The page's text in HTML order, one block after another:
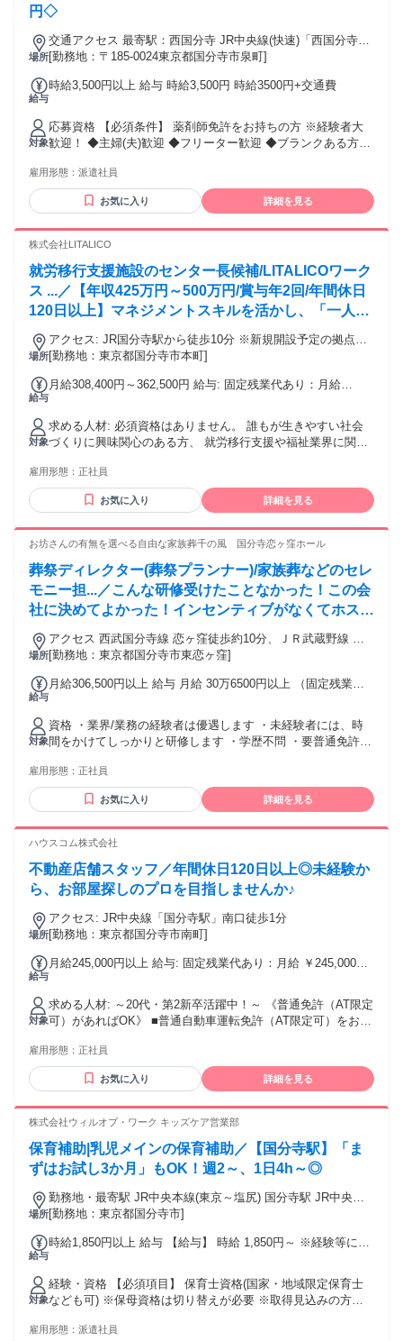
円◇
場所
交通アクセス 最寄駅：西国分寺 JR中央線(快速)「西国分寺」
から徒歩3分
[勤務地：〒185-0024東京都国分寺市泉町]
給与
時給3,500円以上 給与 時給3,500円 時給3500円+交通費
対象
応募資格 【必須条件】 薬剤師免許をお持ちの方 ※経験者大
歓迎！ ◆主婦(夫)歓迎 ◆フリーター歓迎 ◆ブランクある方も
雇用形態： 派遣社員
お気に入り 詳細を見る
株式会社LITALICO
就労移行支援施設のセンター長候補/LITALICOワーク
ス ...／【年収425万円～500万円/賞与年2回/年間休日
120日以上】マネジメントスキルを活かし、「一人ひ
とりの"働きたい"にこたえる」リーダーへ！
場所
アクセス: JR国分寺駅から徒歩10分 ※新規開設予定の拠点の
ため、詳細住所は未確定。 ※新規開設拠点を希望の場合、開
[勤務地：東京都国分寺市本町]
給与
月給308,400円～362,500円 給与: 固定残業代あり：月給
￥41,200〜￥48,400（20時間相当分）を含む。20時間を超え
る残業代は追加で支給する。 【給与】 月給30万8400円～36
万2500円 ※上記月給には、固定残業代（20時間分／4万1200
円～4万8400円）が含まれています。時間超過分は追加で支給
賞与額は5段階評価中評価3の場合の金額。評価・支給は半期
毎に実施。 〇想定年収：425万円～500万円（年2回賞与を含
む。評価・支給は半期毎に実施） ※入社後3ヶ月間の試用期間
があります。給与・福利厚生に変更はありません。
対象
求める人材: 必須資格はありません。 誰もが生きやすい社会
づくりに興味関心のある方、 就労移行支援や福祉業界に関す
方を歓迎します。 志望動機や面接で、ぜひあなたの想いをお
聞かせください。 【必須経験】 ・チームでのリーダー経験や
マネジメント経験 ・目標達成に向けた数値管理やPDCAを回
とに熱量のある方 ・利用者一人ひとりと向き合える誠実さが
雇用形態： 正社員
お気に入り 詳細を見る
お坊さんの有無を選べる自由な家族葬千の風 国分寺恋ヶ窪ホール
葬祭ディレクター(葬祭プランナー)/家族葬などのセレ
モニー担...／こんな研修受けたことなかった！この会
社に決めてよかった！インセンティブがなくてホスピ
タリティ発揮。書類がなくても面接します！
場所
アクセス 西武国分寺線 恋ヶ窪徒歩約10分、ＪＲ武蔵野線 西
国分寺北口徒歩約12分、ＪＲ中央本線 西国分寺北口徒歩約12
[勤務地：東京都国分寺市東恋ヶ窪]
給与
月給306,500円以上 給与 月給 30万6500円以上 （固定残業代
（固定残業時間：30時間） 固定残業時間を超えた勤務時間に
ついては別途残業代を支給する 交通費：交通費支給
対象
資格 ・業界/業務の経験者は優遇します ・未経験者には、時
間をかけてしっかりと研修します ・学歴不問 ・要普通免許
しています◆ ・パチンコ店ホールスタッフ ・ペットショップ
勤務 ・イベント司会 ・アニメーター ・コールセンター ・中
古車販売 ・ホテル・ブライダル（冠婚葬祭） ・介護職 な
幅広いニーズに応えていきたい」と入社した経験者も活躍中
め)
雇用形態： 正社員
お気に入り 詳細を見る
ハウスコム株式会社
不動産店舗スタッフ／年間休日120日以上◎未経験か
ら、お部屋探しのプロを目指しませんか♪
場所
アクセス: JR中央線「国分寺駅」南口徒歩1分
[勤務地：東京都国分寺市南町]
給与
月給245,000円以上 給与: 固定残業代あり：月給 ￥245,000以
む。25時間を超える残業代は追加で支給する。 ■想定年収300
～600万円 ■月給24万5,000円～ ・基本給：18万5,650円～ ・
月の定額手当：歩合調整給1万円、資格調整給1万円 ・固定残
業手当：3万9,350円～（月25時間分／超過分は別途支給）
目・営業例：400万円 （月給25万2000円＋歩合給） 28歳・店
長例：530万円 （月給34万円＋歩合給）
―――――――――――――――――――― ■歩合あり：前
月分が加算されます ■賞与あり：年2回(6月・12月) ■昇給あ
り：年1回 ―――――――――――――――――――― ■諸手
当（条件あり） ・家族手当 ・住宅手当 ・保育手当(早期復職
の場合は最大4万円) ・通勤手当(最大4万円/月) ・宅建資格手
当(2万円)
対象
求める人材: ～20代・第2新卒活躍中！～ 《普通免許（AT限定
可）があればOK》 ■普通自動車運転免許（AT限定可）をお持
るため 《業界・職種経験は問いません》 ■未経験者歓迎 ■第
二新卒・ブランクOK ■宅地建物取引士の資格をお持ちの方は
尚可 ※宅建資格は必須ではありません。 《こんな方にピッタ
事がしたい方 ・頑張りを正当に評価される環境で働きたい方
がら働きたい方 ・キャリアアップを目指したい方
雇用形態： 正社員
お気に入り 詳細を見る
株式会社ウィルオブ・ワーク キッズケア営業部
保育補助|乳児メインの保育補助／【国分寺駅】「ま
ずはお試し3か月」もOK！週2～、1日4h～◎
場所
勤務地・最寄駅 JR中央本線(東京～塩尻) 国分寺駅 JR中央本
線(東京～塩尻)「国分寺駅」周辺
[勤務地：東京都国分寺市]
給与
時給1,850円以上 給与 【給与】 時給 1,850円～ ※経験等に応
払い/週払いOK(規定あり) ★週20h以上の勤務で時給50円アッ
プ！ ■給料日 月末締め 翌月20日払い ■月収例 1850円×1日
8h×21日=31万800円 【交通費】 ※上限3万円/月
対象
経験・資格 【必須項目】 保育士資格(国家・地域限定保育士
なども可) ※保母資格は切り替えが必要 ※取得見込みの方も
躍 ・年齢不問/経験不問 ・子どもに関する資格や経験をお持
雇用形態： 派遣社員